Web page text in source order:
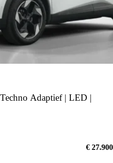
Adaptief | LED |
€ 27.900